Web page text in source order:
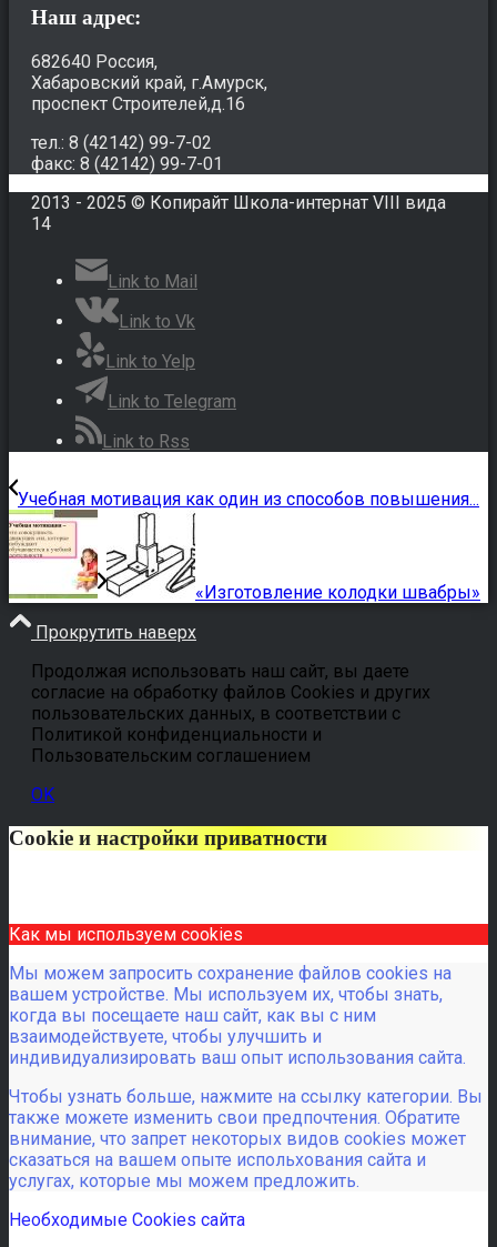
Наш адрес:
682640 Россия,
Хабаровский край, г.Амурск,
проспект Строителей,д.16
тел.: 8 (42142) 99-7-02
факс: 8 (42142) 99-7-01
2013 - 2025 © Копирайт Школа-интернат VIII вида
14
Link to Mail
Link to Vk
Link to Yelp
Link to Telegram
Link to Rss
Учебная мотивация как один из способов повышения...
«Изготовление колодки швабры»
Прокрутить наверх
Продолжая использовать наш сайт, вы даете
согласие на обработку файлов Cookies и других
пользовательских данных, в соответствии с
Политикой конфиденциальности и
Пользовательским соглашением
OK
Cookie и настройки приватности
Как мы используем cookies
Мы можем запросить сохранение файлов cookies на
вашем устройстве. Мы используем их, чтобы знать,
когда вы посещаете наш сайт, как вы с ним
взаимодействуете, чтобы улучшить и
индивидуализировать ваш опыт использования сайта.
Чтобы узнать больше, нажмите на ссылку категории. Вы
также можете изменить свои предпочтения. Обратите
внимание, что запрет некоторых видов cookies может
сказаться на вашем опыте испольхования сайта и
услугах, которые мы можем предложить.
Необходимые Cookies сайта